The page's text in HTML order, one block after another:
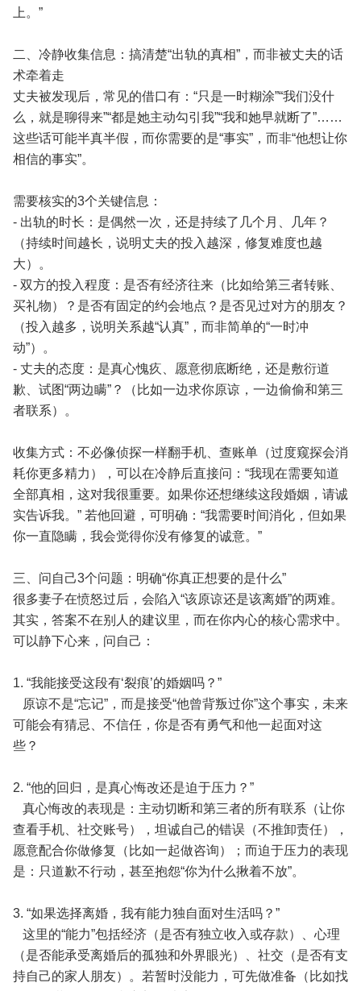
上。”
二、冷静收集信息：搞清楚“出轨的真相”，而非被丈夫的话
术牵着走
丈夫被发现后，常见的借口有：“只是一时糊涂”“我们没什
么，就是聊得来”“都是她主动勾引我”“我和她早就断了”……
这些话可能半真半假，而你需要的是“事实”，而非“他想让你
相信的事实”。
需要核实的3个关键信息：
- 出轨的时长：是偶然一次，还是持续了几个月、几年？
（持续时间越长，说明丈夫的投入越深，修复难度也越
大）。
- 双方的投入程度：是否有经济往来（比如给第三者转账、
买礼物）？是否有固定的约会地点？是否见过对方的朋友？
（投入越多，说明关系越“认真”，而非简单的“一时冲
动”）。
- 丈夫的态度：是真心愧疚、愿意彻底断绝，还是敷衍道
歉、试图“两边瞒”？（比如一边求你原谅，一边偷偷和第三
者联系）。
收集方式：不必像侦探一样翻手机、查账单（过度窥探会消
耗你更多精力），可以在冷静后直接问：“我现在需要知道
全部真相，这对我很重要。如果你还想继续这段婚姻，请诚
实告诉我。” 若他回避，可明确：“我需要时间消化，但如果
你一直隐瞒，我会觉得你没有修复的诚意。”
三、问自己3个问题：明确“你真正想要的是什么”
很多妻子在愤怒过后，会陷入“该原谅还是该离婚”的两难。
其实，答案不在别人的建议里，而在你内心的核心需求中。
可以静下心来，问自己：
1. “我能接受这段有‘裂痕’的婚姻吗？”
原谅不是“忘记”，而是接受“他曾背叛过你”这个事实，未来
可能会有猜忌、不信任，你是否有勇气和他一起面对这
些？
2. “他的回归，是真心悔改还是迫于压力？”
真心悔改的表现是：主动切断和第三者的所有联系（让你
查看手机、社交账号），坦诚自己的错误（不推卸责任），
愿意配合你做修复（比如一起做咨询）；而迫于压力的表现
是：只道歉不行动，甚至抱怨“你为什么揪着不放”。
3. “如果选择离婚，我有能力独自面对生活吗？”
这里的“能力”包括经济（是否有独立收入或存款）、心理
（是否能承受离婚后的孤独和外界眼光）、社交（是否有支
持自己的家人朋友）。若暂时没能力，可先做准备（比如找